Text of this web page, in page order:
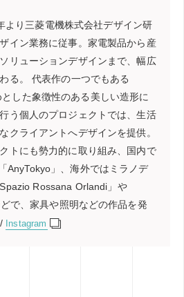
より三菱電機株式会社デザイン研
イン業務に従事。家電製品から産
リューションデザインまで、幅広
る。 代表作の一つでもある
とした象徴性のある美しい造形に
う個人のプロジェクトでは、生活
クライアントへデザインを提供。
トにも勢力的に取り組み、国内で
AnyTokyo」、海外ではミラノデ
Rossana Orlandi」や
で、家具や照明などの作品を発
/ Instagram